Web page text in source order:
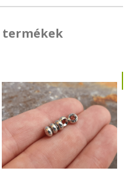
termékek